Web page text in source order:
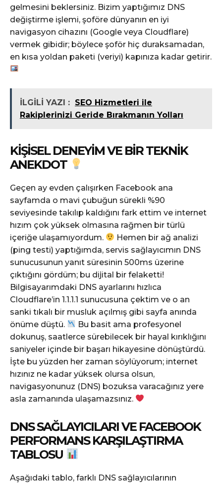
gelmesini beklersiniz. Bizim yaptığımız DNS
değiştirme işlemi, şoföre dünyanın en iyi
navigasyon cihazını (Google veya Cloudflare)
vermek gibidir; böylece şoför hiç duraksamadan,
en kısa yoldan paketi (veriyi) kapınıza kadar getirir.
İLGİLİ YAZI : SEO Hizmetleri ile
Rakiplerinizi Geride Bırakmanın Yolları
KIŞISEL DENEYIM VE BIR TEKNIK
ANEKDOT
Geçen ay evden çalışırken Facebook ana
sayfamda o mavi çubuğun sürekli %90
seviyesinde takılıp kaldığını fark ettim ve internet
hızım çok yüksek olmasına rağmen bir türlü
içeriğe ulaşamıyordum.
Hemen bir ağ analizi
(ping testi) yaptığımda, servis sağlayıcımın DNS
sunucusunun yanıt süresinin 500ms üzerine
çıktığını gördüm; bu dijital bir felaketti!
Bilgisayarımdaki DNS ayarlarını hızlıca
Cloudflare’in 1.1.1.1 sunucusuna çektim ve o an
sanki tıkalı bir musluk açılmış gibi sayfa anında
önüme düştü.
Bu basit ama profesyonel
dokunuş, saatlerce sürebilecek bir hayal kırıklığını
saniyeler içinde bir başarı hikayesine dönüştürdü.
İşte bu yüzden her zaman söylüyorum; internet
hızınız ne kadar yüksek olursa olsun,
navigasyonunuz (DNS) bozuksa varacağınız yere
asla zamanında ulaşamazsınız.
DNS SAĞLAYICILARI VE FACEBOOK
PERFORMANS KARŞILAŞTIRMA
TABLOSU
Aşağıdaki tablo, farklı DNS sağlayıcılarının